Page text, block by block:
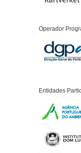
Operador
Entidades